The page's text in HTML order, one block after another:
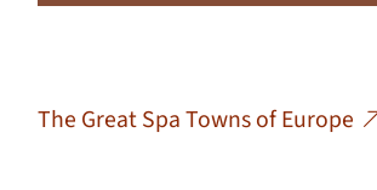
The Great Spa Towns of Europe